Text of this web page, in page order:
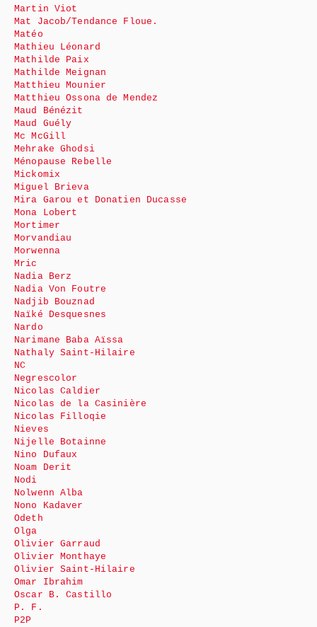
Martin Viot
Mat Jacob/Tendance Floue.
Matéo
Mathieu Léonard
Mathilde Paix
Mathilde Meignan
Matthieu Mounier
Matthieu Ossona de Mendez
Maud Bénézit
Maud Guély
Mc McGill
Mehrake Ghodsi
Ménopause Rebelle
Mickomix
Miguel Brieva
Mira Garou et Donatien Ducasse
Mona Lobert
Mortimer
Morvandiau
Morwenna
Mric
Nadia Berz
Nadia Von Foutre
Nadjib Bouznad
Naïké Desquesnes
Nardo
Narimane Baba Aïssa
Nathaly Saint-Hilaire
NC
Negrescolor
Nicolas Caldier
Nicolas de la Casinière
Nicolas Filloqie
Nieves
Nijelle Botainne
Nino Dufaux
Noam Derit
Nodi
Nolwenn Alba
Nono Kadaver
Odeth
Olga
Olivier Garraud
Olivier Monthaye
Olivier Saint-Hilaire
Omar Ibrahim
Oscar B. Castillo
P. F.
P2P